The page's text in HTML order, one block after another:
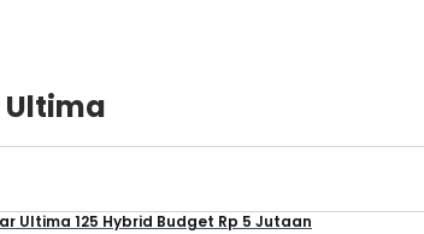
Ultima 125 Hybrid Budget Rp 5 Jutaan